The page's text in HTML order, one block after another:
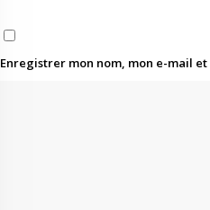
Enregistrer mon nom, mon e-mail